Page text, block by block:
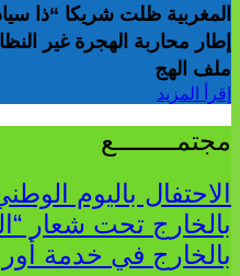
المغربية ظلت شريكا “ذا
إطار محاربة الهجرة غير
ملف الهج
إقرأ المزيد
مجتمــــــــع
الاحتفال باليوم
بالخارج تحت شعار
بالخارج في خدمة أوراش